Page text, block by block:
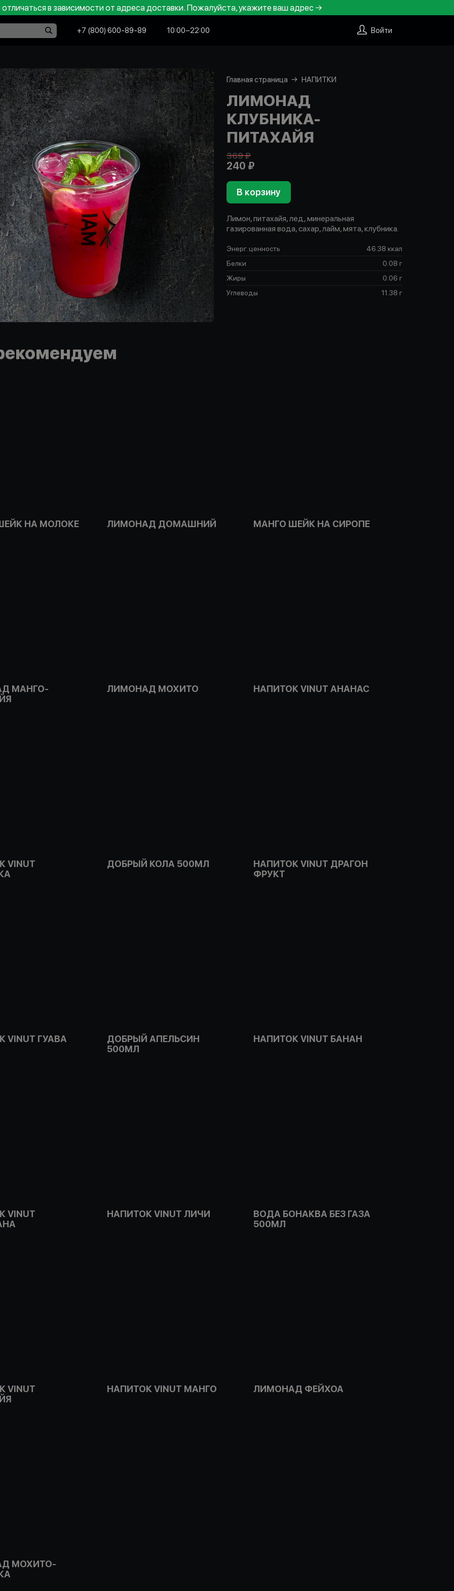
в зависимости от адреса доставки. Пожалуйста, укажите ваш адрес →
+7 (800) 600-89-89 10:00−22:00 Войти
Главная страница НАПИТКИ
ЛИМОНАД
КЛУБНИКА-
ПИТАХАЙЯ
369 ₽
240 ₽
В корзину
Лимон, питахайя, лед, минеральная
газированная вода, сахар, лайм, мята, клубника.
Энерг. ценность
46.38 ккал
Белки
0.08 г
Жиры
0.06 г
Углеводы
11.38 г
НА МОЛОКЕ ЛИМОНАД ДОМАШНИЙ МАНГО ШЕЙК НА СИРОПЕ
МАНГО-
ЛИМОНАД МОХИТО НАПИТОК VINUT АНАНАС
VINUT
ДОБРЫЙ КОЛА 500МЛ
НАПИТОК VINUT ДРАГОН
ФРУКТ
VINUT ГУАВА
ДОБРЫЙ АПЕЛЬСИН
500МЛ
НАПИТОК VINUT БАНАН
VINUT
НАПИТОК VINUT ЛИЧИ
ВОДА БОНАКВА БЕЗ ГАЗА
500МЛ
VINUT
НАПИТОК VINUT МАНГО ЛИМОНАД ФЕЙХОА
МОХИТО-